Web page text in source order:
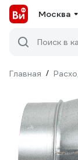
Москва
Поиск в
Главная /